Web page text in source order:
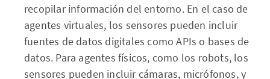
recopilar información del entorno. En el caso de
agentes virtuales, los sensores pueden incluir
fuentes de datos digitales como APIs o bases de
datos. Para agentes físicos, como los robots, los
sensores pueden incluir cámaras, micrófonos, y